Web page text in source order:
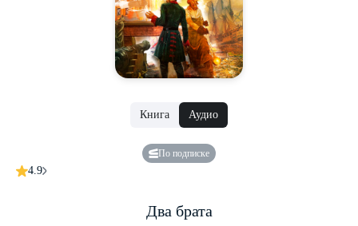
Книга Аудио
По подписке
4.9
Два брата